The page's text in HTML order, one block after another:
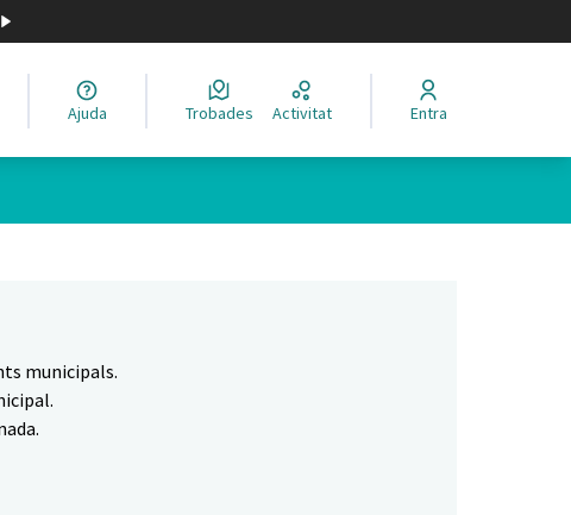
Elegir el idioma
Ajuda Trobades Activitat Entra
municipals.